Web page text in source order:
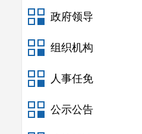
政府领导
组织机构
人事任免
公示公告